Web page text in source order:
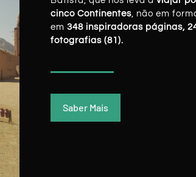
LinkedIn
cinco Continentes, não em
em 348 inspiradoras páginas,
fotografias (81).
Saber Mais